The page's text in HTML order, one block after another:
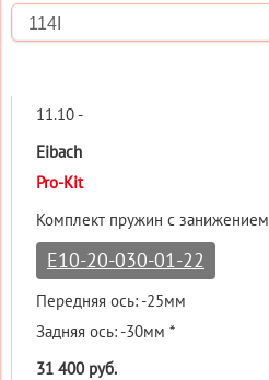
114I
11.10 -
Eibach
Pro-Kit
Комплект пружин с занижением
E10-20-030-01-22
Передняя ось: -25мм
Задняя ось: -30мм *
31 400 руб.